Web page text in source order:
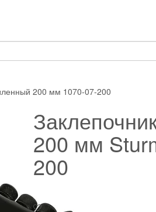
200 мм 1070-07-200
200 мм
200